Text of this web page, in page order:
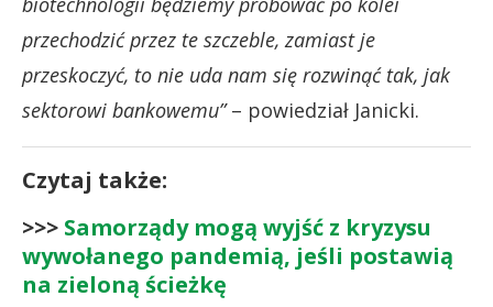
przechodzić przez te szczeble, zamiast je
przeskoczyć, to nie uda nam się rozwinąć tak, jak
sektorowi bankowemu”– powiedział Janicki.
Czytaj także:
>>> Samorządy mogą wyjść z kryzysu
wywołanego pandemią, jeśli postawią
na zieloną ścieżkę